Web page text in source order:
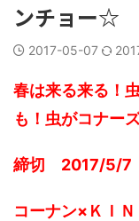
ンチョー☆
2017-05-07
春は来る来る！
も！虫がコナー
締切 2017/5/7
コーナン×ＫＩ